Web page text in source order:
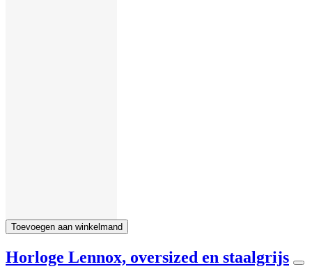
Toevoegen aan winkelmand
Horloge Lennox, oversized en staalgrijs